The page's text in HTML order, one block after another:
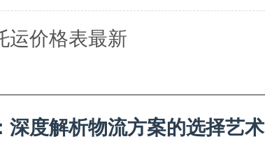
运价格表最新
度解析物流方案的选择艺术